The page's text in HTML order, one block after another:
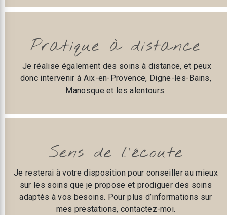
Pratique à distance
Je réalise également des soins à distance, et peux
donc intervenir à Aix-en-Provence, Digne-les-Bains,
Manosque et les alentours.
Sens de l’écoute
Je resterai à votre disposition pour conseiller au mieux
sur les soins que je propose et prodiguer des soins
adaptés à vos besoins. Pour plus d’informations sur
mes prestations, contactez-moi.